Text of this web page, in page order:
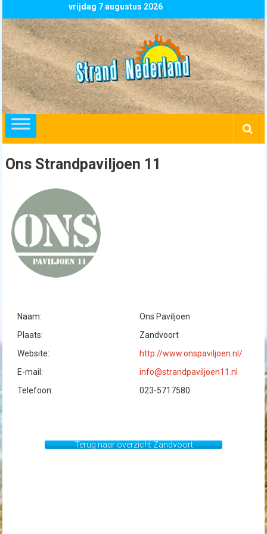
to
content
vrijdag 7 augustus 2026
Strand
Nederland
overzicht
alle
strandpaviljoens
strandtenten
en
beachclubs
Nederland
Ons Strandpaviljoen 11
Naam:
Ons Paviljoen
Plaats:
Zandvoort
Website:
http://www.onspaviljoen.nl/
E-mail:
info@strandpaviljoen11.nl
Telefoon:
023-5717580
Terug naar overzicht Zandvoort